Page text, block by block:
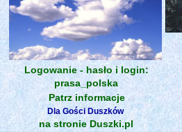
Logowanie - hasło i login:
prasa_polska
Patrz informacje
Dla Gości Duszków
na stronie Duszki.pl